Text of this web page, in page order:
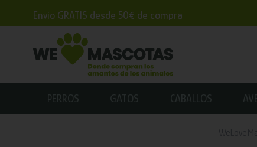
Envío GRATIS desde 50€ de compra
PERROS GATOS CABALLOS